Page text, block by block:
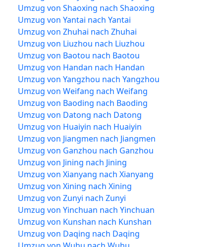
Umzug von Shaoxing nach Shaoxing
Umzug von Yantai nach Yantai
Umzug von Zhuhai nach Zhuhai
Umzug von Liuzhou nach Liuzhou
Umzug von Baotou nach Baotou
Umzug von Handan nach Handan
Umzug von Yangzhou nach Yangzhou
Umzug von Weifang nach Weifang
Umzug von Baoding nach Baoding
Umzug von Datong nach Datong
Umzug von Huaiyin nach Huaiyin
Umzug von Jiangmen nach Jiangmen
Umzug von Ganzhou nach Ganzhou
Umzug von Jining nach Jining
Umzug von Xianyang nach Xianyang
Umzug von Xining nach Xining
Umzug von Zunyi nach Zunyi
Umzug von Yinchuan nach Yinchuan
Umzug von Kunshan nach Kunshan
Umzug von Daqing nach Daqing